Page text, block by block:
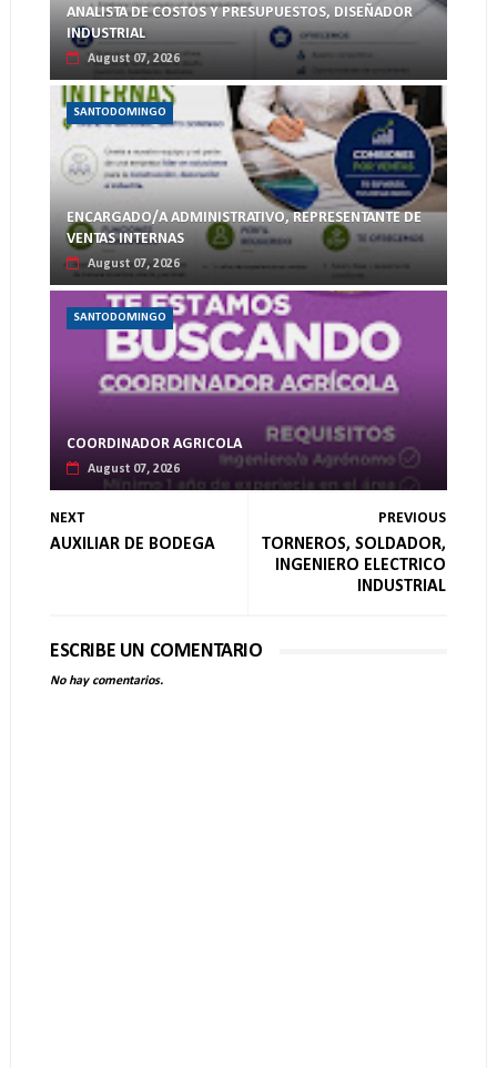
ANALISTA DE COSTOS Y PRESUPUESTOS, DISEÑADOR
INDUSTRIAL
August 07, 2026
SANTODOMINGO
ENCARGADO/A ADMINISTRATIVO, REPRESENTANTE DE
VENTAS INTERNAS
August 07, 2026
SANTODOMINGO
COORDINADOR AGRICOLA
August 07, 2026
NEXT
AUXILIAR DE BODEGA
PREVIOUS
TORNEROS, SOLDADOR,
INGENIERO ELECTRICO
INDUSTRIAL
ESCRIBE UN COMENTARIO
No hay comentarios.